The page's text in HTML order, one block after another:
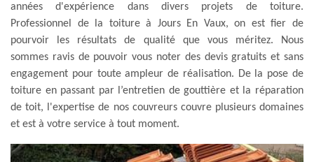
années d'expérience dans divers projets de toiture.
Professionnel de la toiture à Jours En Vaux, on est fier de
pourvoir les résultats de qualité que vous méritez. Nous
sommes ravis de pouvoir vous noter des devis gratuits et sans
engagement pour toute ampleur de réalisation. De la pose de
toiture en passant par l’entretien de gouttière et la réparation
de toit, l'expertise de nos couvreurs couvre plusieurs domaines
et est à votre service à tout moment.